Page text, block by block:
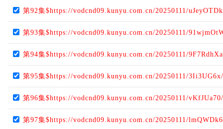
第92集$https://vodcnd09.kunyu.com.cn/20250111/
第93集$https://vodcnd09.kunyu.com.cn/20250111/
第94集$https://vodcnd09.kunyu.com.cn/20250111/
第95集$https://vodcnd09.kunyu.com.cn/20250111/
第96集$https://vodcnd09.kunyu.com.cn/20250111/
第97集$https://vodcnd09.kunyu.com.cn/20250111/